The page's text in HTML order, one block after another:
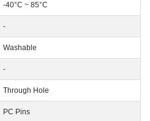
-40°C ~ 85°C
-
Washable
-
Through Hole
PC Pins